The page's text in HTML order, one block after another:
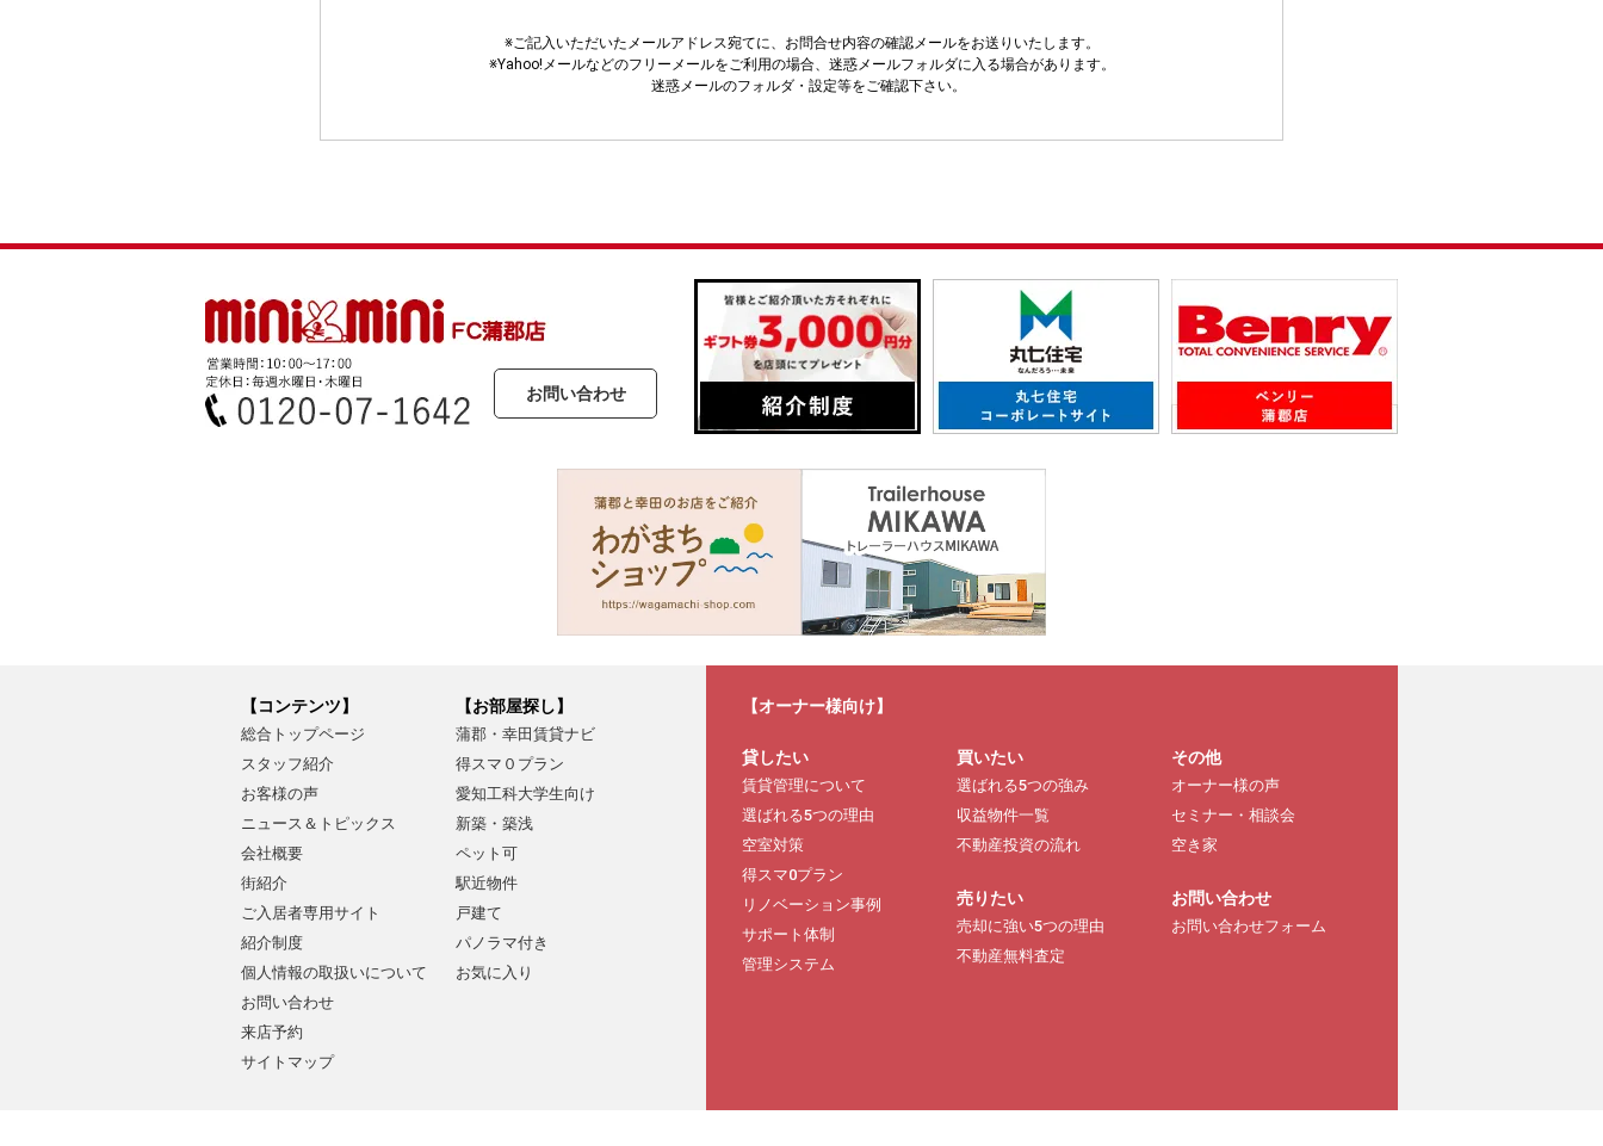
※ご記入いただいたメールアドレス宛てに、お問合せ内容の確認メールをお送りいたします。
※Yahoo!メールなどのフリーメールをご利用の場合、迷惑メールフォルダに入る場合があります。
迷惑メールのフォルダ・設定等をご確認下さい。
お問い合わせ
【コンテンツ】
総合トップページ
スタッフ紹介
お客様の声
ニュース＆トピックス
会社概要
街紹介
ご入居者専用サイト
紹介制度
個人情報の取扱いについて
お問い合わせ
来店予約
サイトマップ
【お部屋探し】
蒲郡・幸田賃貸ナビ
得スマ０プラン
愛知工科大学生向け
新築・築浅
ペット可
駅近物件
戸建て
パノラマ付き
お気に入り
【オーナー様向け】
貸したい
賃貸管理について
選ばれる5つの理由
空室対策
得スマ0プラン
リノベーション事例
サポート体制
管理システム
買いたい
選ばれる5つの強み
収益物件一覧
不動産投資の流れ
売りたい
売却に強い5つの理由
不動産無料査定
その他
オーナー様の声
セミナー・相談会
空き家
お問い合わせ
お問い合わせフォーム